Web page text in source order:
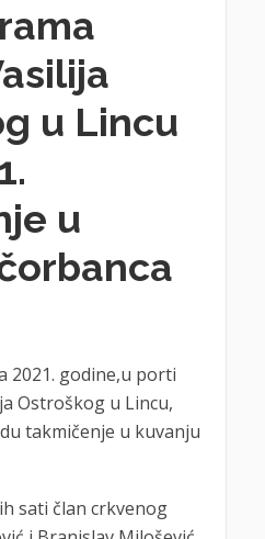
u Lincu
u
2021. godine,u porti
Ostroškog u Lincu,
takmičenje u kuvanju
sati član crkvenog